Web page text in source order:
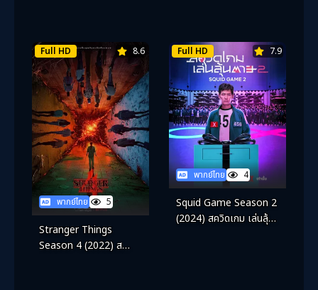
Full HD 8.6
พากย์ไทย 5
Stranger Things
Season 4 (2022) ส
Full HD 7.9
พากย์ไทย 4
Squid Game Season 2
(2024) สควิดเกม เล่นลุ้น